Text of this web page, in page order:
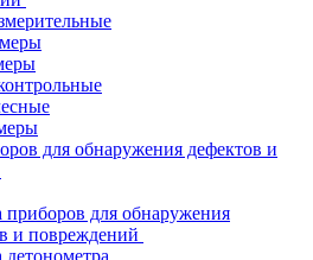
для обнаружения дефектов и
приборов для обнаружения
и повреждений